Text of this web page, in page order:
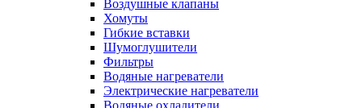
Воздушные клапаны
Хомуты
Гибкие вставки
Шумоглушители
Фильтры
Водяные нагреватели
Электрические нагреватели
Водяные охладители